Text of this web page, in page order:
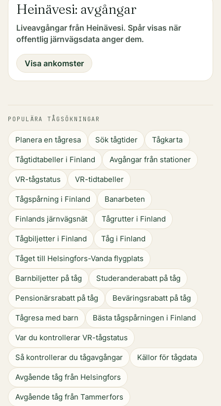
Heinävesi: avgångar
Liveavgångar från Heinävesi. Spår visas när
offentlig järnvägsdata anger dem.
Visa ankomster
POPULÄRA TÅGSÖKNINGAR
Planera en tågresa Sök tågtider Tågkarta
Tågtidtabeller i Finland Avgångar från stationer
VR-tågstatus VR-tidtabeller
Tågspårning i Finland Banarbeten
Finlands järnvägsnät Tågrutter i Finland
Tågbiljetter i Finland Tåg i Finland
Tåget till Helsingfors-Vanda flygplats
Barnbiljetter på tåg Studeranderabatt på tåg
Pensionärsrabatt på tåg Beväringsrabatt på tåg
Tågresa med barn Bästa tågspårningen i Finland
Var du kontrollerar VR-tågstatus
Så kontrollerar du tågavgångar Källor för tågdata
Avgående tåg från Helsingfors
Avgående tåg från Tammerfors